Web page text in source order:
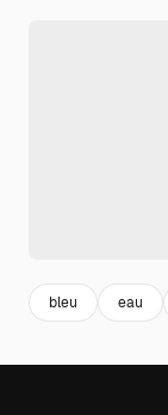
bleu eau